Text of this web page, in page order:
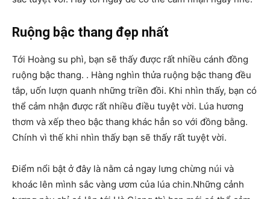
Ruộng bậc thang đẹp nhất
Tới Hoàng su phì, bạn sẽ thấy được rất nhiều cánh đồng
ruộng bậc thang. . Hàng nghìn thửa ruộng bậc thang đều
tắp, uốn lượn quanh những triền đồi. Khi nhìn thấy, bạn có
thể cảm nhận được rất nhiều điều tuyệt vời. Lúa hương
thơm và xếp theo bậc thang khác hẳn so với đồng bằng.
Chính vì thế khi nhìn thấy bạn sẽ thấy rất tuyệt vời.
Điểm nổi bật ở đây là nằm cả ngay lưng chừng núi và
khoác lên mình sắc vàng ươm của lúa chin.Những cảnh